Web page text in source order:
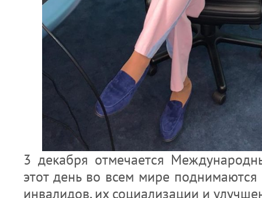
3 декабря отмечается
этот день во всем мире
инвалидов, их социализации и